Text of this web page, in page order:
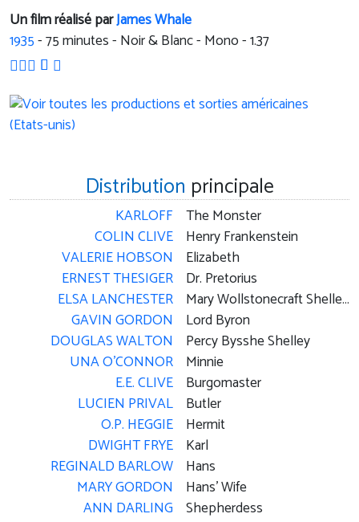
Un film réalisé parJames Whale
1935-75minutes - Noir & Blanc - Mono - 1.37
Distribution principale
KARLOFF
COLIN CLIVE
VALERIE HOBSON
ERNEST THESIGER
ELSA LANCHESTER
GAVIN GORDON
DOUGLAS WALTON
UNA O'CONNOR
E.E. CLIVE
LUCIEN PRIVAL
O.P. HEGGIE
DWIGHT FRYE
REGINALD BARLOW
MARY GORDON
ANN DARLING
The Monster
Henry Frankenstein
Elizabeth
Dr. Pretorius
Mary Wollstonecraft Shelley / The Monster's Mate
Lord Byron
Percy Bysshe Shelley
Minnie
Burgomaster
Butler
Hermit
Karl
Hans
Hans' Wife
Shepherdess